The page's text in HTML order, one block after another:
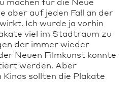
aber auf jeden Fall an der
Ich wurde ja vorhin
viel im Stadtraum zu
der immer wieder
Neuen Filmkunst konnte
werden. Aber
Kinos sollten die Plakate